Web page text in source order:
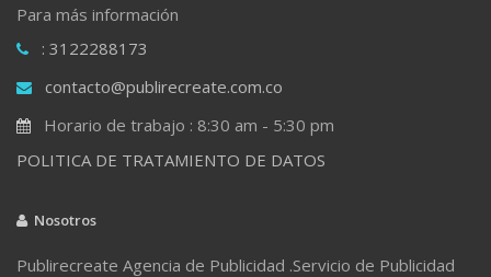
Para más información
: 3122288173
contacto@publirecreate.com.co
Horario de trabajo : 8:30 am - 5:30 pm
POLITICA DE TRATAMIENTO DE DATOS
Nosotros
Publirecreate Agencia de Publicidad .Servicio de Publicidad